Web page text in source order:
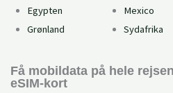
Egypten
Grønland
Mexico
Sydafrika
Få mobildata på hele
eSIM-kort